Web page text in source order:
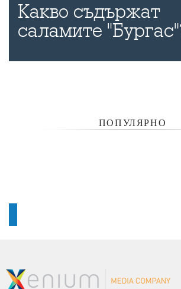
Какво съдържат
саламите
ПОПУЛЯРНО